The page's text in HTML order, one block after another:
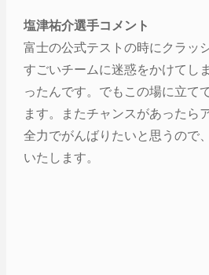
塩津祐介選手コメント
富士の公式テストの時にクラッ
すごいチームに迷惑をかけてし
ったんです。でもこの場に立て
ます。またチャンスがあったら
全力でがんばりたいと思うので
いたします。